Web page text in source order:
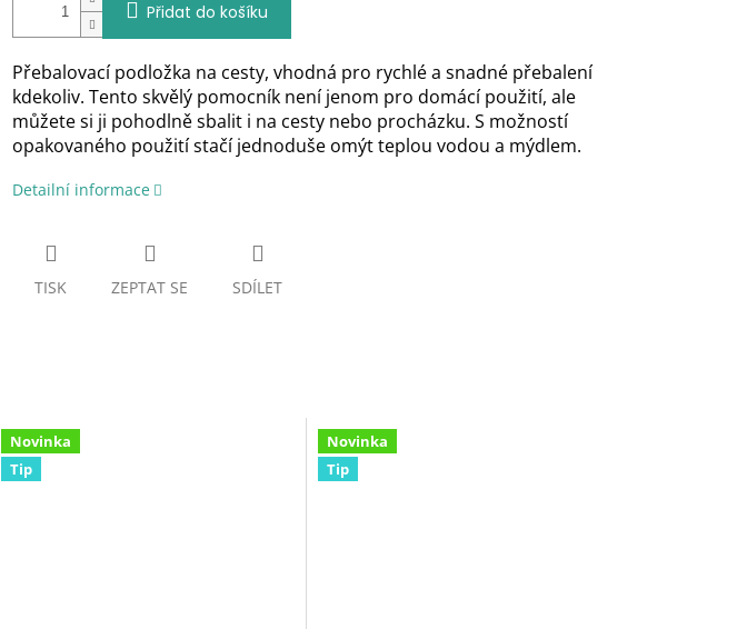
Přidat do košíku
Přebalovací podložka na cesty, vhodná pro rychlé a snadné přebalení
kdekoliv. Tento skvělý pomocník není jenom pro domácí použití, ale
můžete si ji pohodlně sbalit i na cesty nebo procházku. S možností
opakovaného použití stačí jednoduše omýt teplou vodou a mýdlem.
Detailní informace
TISK ZEPTAT SE SDÍLET
Novinka
Tip
Novinka
Tip